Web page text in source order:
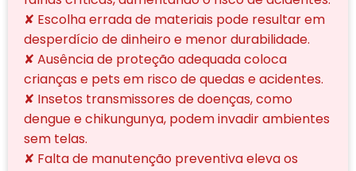
✘ Escolha errada de materiais pode resultar em
desperdício de dinheiro e menor durabilidade.
✘ Ausência de proteção adequada coloca
crianças e pets em risco de quedas e acidentes.
✘ Insetos transmissores de doenças, como
dengue e chikungunya, podem invadir ambientes
sem telas.
✘ Falta de manutenção preventiva eleva os